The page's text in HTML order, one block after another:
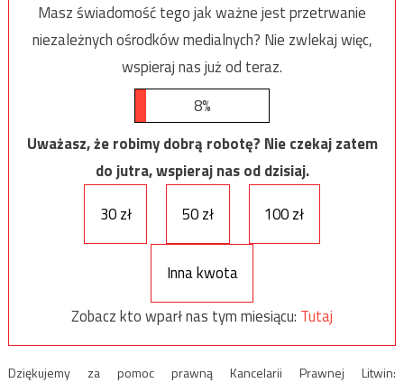
Masz świadomość tego jak ważne jest przetrwanie
niezależnych ośrodków medialnych? Nie zwlekaj więc,
wspieraj nas już od teraz.
8%
Uważasz, że robimy dobrą robotę? Nie czekaj zatem
do jutra, wspieraj nas od dzisiaj.
30 zł
50 zł 100 zł
Inna kwota
Zobacz kto wparł nas tym miesiącu: Tutaj
Dziękujemy za pomoc prawną Kancelarii Prawnej Litwin: